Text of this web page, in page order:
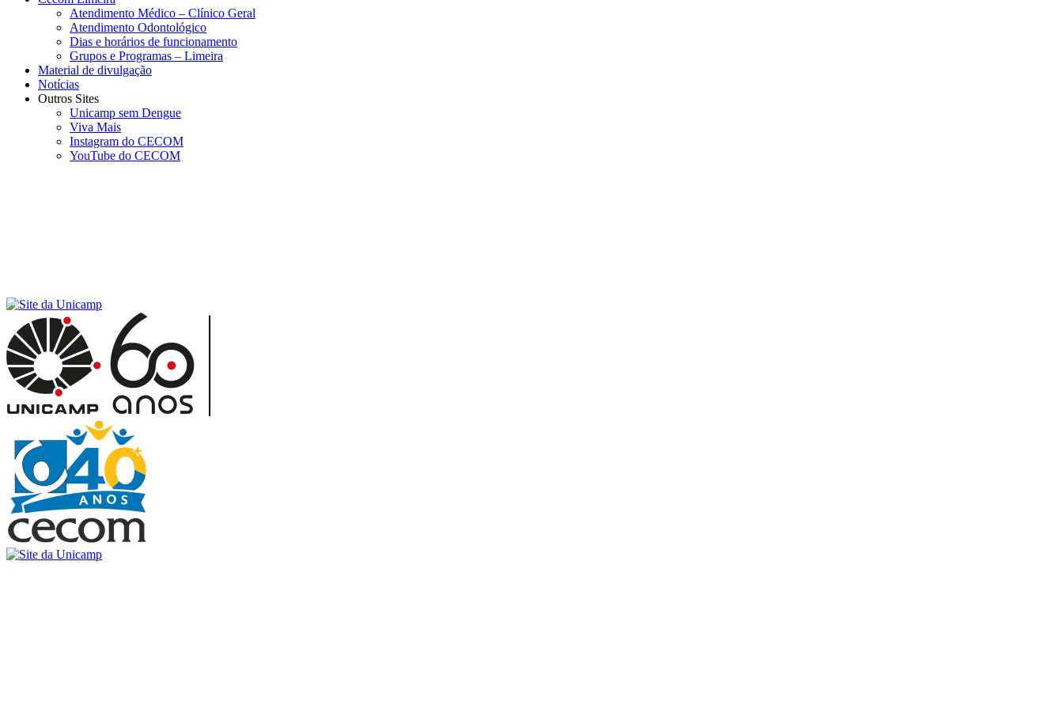
Atendimento Médico – Clínico Geral
Atendimento Odontológico
Dias e horários de funcionamento
Grupos e Programas – Limeira
Material de divulgação
Notícias
Outros Sites
Unicamp sem Dengue
Viva Mais
Instagram do CECOM
YouTube do CECOM